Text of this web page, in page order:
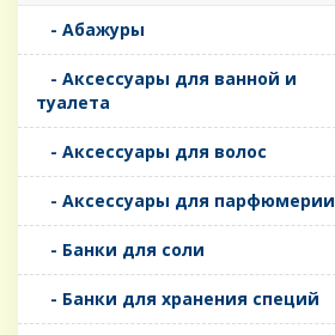
- Абажуры
- Аксессуары для ванной и
туалета
- Аксессуары для волос
- Аксессуары для парфюмерии
- Банки для соли
- Банки для хранения специй